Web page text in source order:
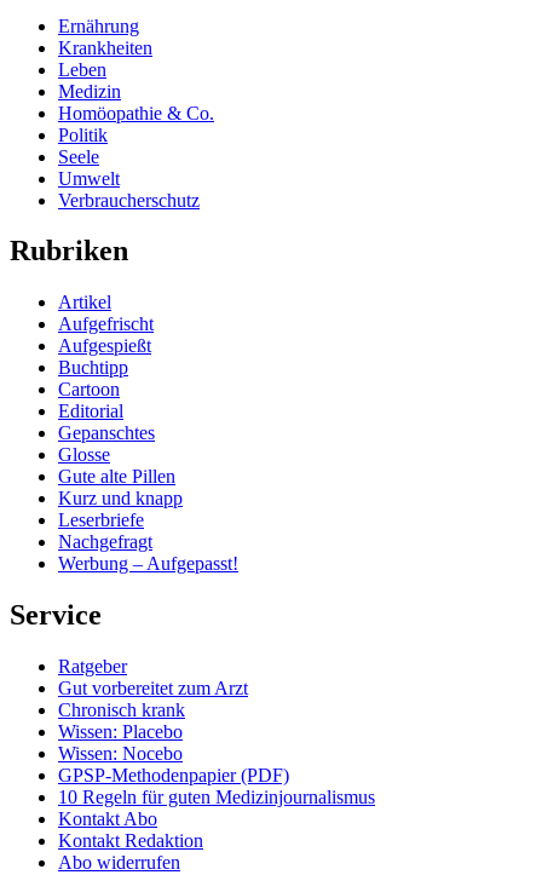
Ernährung
Krankheiten
Leben
Medizin
Homöopathie & Co.
Politik
Seele
Umwelt
Verbraucherschutz
Rubriken
Artikel
Aufgefrischt
Aufgespießt
Buchtipp
Cartoon
Editorial
Gepanschtes
Glosse
Gute alte Pillen
Kurz und knapp
Leserbriefe
Nachgefragt
Werbung – Aufgepasst!
Service
Ratgeber
Gut vorbereitet zum Arzt
Chronisch krank
Wissen: Placebo
Wissen: Nocebo
GPSP-Methodenpapier (PDF)
10 Regeln für guten Medizinjournalismus
Kontakt Abo
Kontakt Redaktion
Abo widerrufen